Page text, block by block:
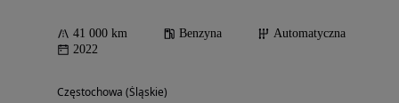
41 000 km Benzyna
Automatyczna
2022
Częstochowa (Śląskie)